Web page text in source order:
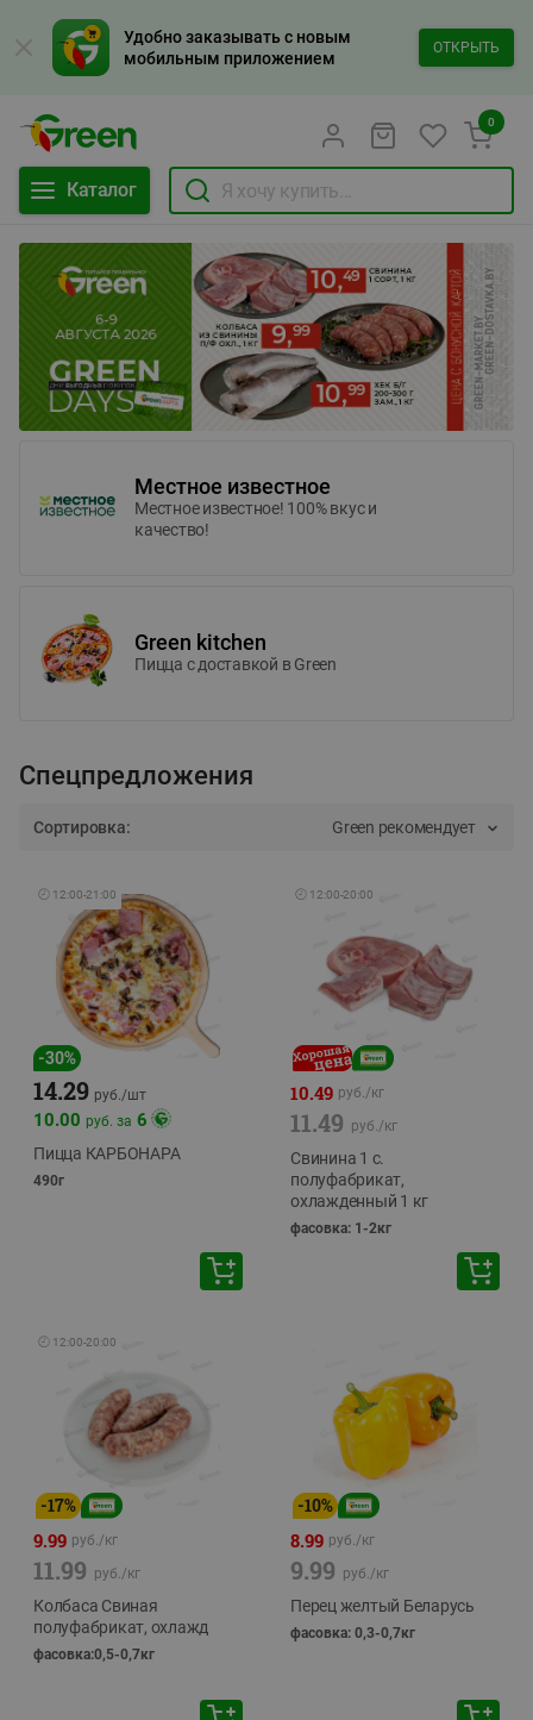
Удобно заказывать с новым
мобильным приложением
ОТКРЫТЬ
Каталог
0
Местное известное
Местное известное! 100% вкус и
качество!
Green kitchen
Пицца c доставкой в Green
Спецпредложения
Сортировка: Green рекомендует
🕘 12:00-21:00
-30%
14.29 руб./шт
10.00 руб. за 6
Пицца КАРБОНАРА
490г
🕘 12:00-20:00
10.49 руб./кг
11.49 руб./кг
Свинина 1 с.
полуфабрикат,
охлажденный 1 кг
фасовка: 1-2кг
🕘 12:00-20:00
-17%
9.99 руб./кг
11.99 руб./кг
Колбаса Свиная
полуфабрикат, охлажд
фасовка:0,5-0,7кг
-10%
8.99 руб./кг
9.99 руб./кг
Перец желтый Беларусь
фасовка: 0,3-0,7кг